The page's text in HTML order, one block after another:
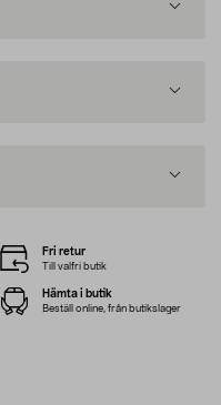
Fri retur
Till valfri butik
Hämta i butik
Beställ online, från butikslager